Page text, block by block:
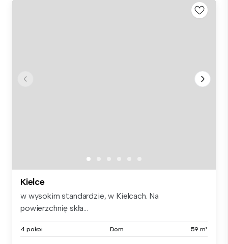
Kielce
w wysokim standardzie, w Kielcach. Na
powierzchnię skła...
4 pokoi Dom 59 m²